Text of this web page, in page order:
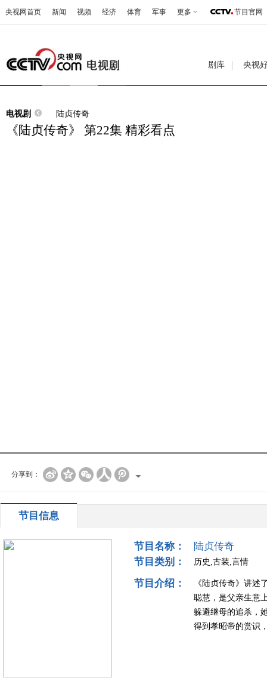
央视网首页 新闻 视频 经济 体育 军事 更多 节目官网
剧库 央视
电视剧 陆贞传奇
《陆贞传奇》 第22集 精彩看点
分享到：
节目信息
节目名称：
陆贞传奇
节目类别：
历史,古装,言情
节目介绍：
《陆贞传奇》讲述
聪慧，是父亲生意
躲避继母的追杀，
得到孝昭帝的赏识